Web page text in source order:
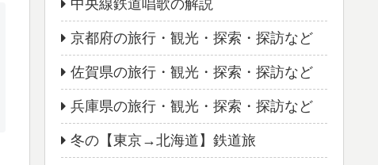
中央線鉄道唱歌の解説
京都府の旅行・観光・探索・探訪など
佐賀県の旅行・観光・探索・探訪など
兵庫県の旅行・観光・探索・探訪など
冬の【東京→北海道】鉄道旅